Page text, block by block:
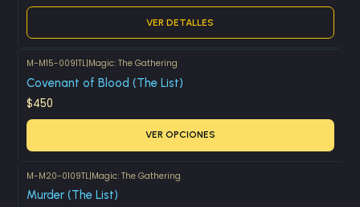
VER DETALLES
M-M15-0091TL|Magic: The Gathering
Covenant of Blood (The List)
$450
VER OPCIONES
M-M20-0109TL|Magic: The Gathering
Murder (The List)